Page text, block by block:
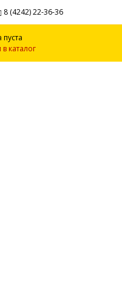
8 (4242) 22-36-36
каталог